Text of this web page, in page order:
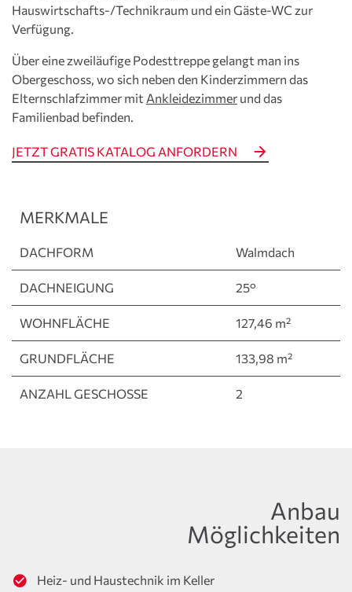
Hauswirtschafts-/Technikraum und ein Gäste-WC zur
Verfügung.
Über eine zweiläufige Podesttreppe gelangt man ins
Obergeschoss, wo sich neben den Kinderzimmern das
Elternschlafzimmer mit Ankleidezimmer und das
Familienbad befinden.
JETZT GRATIS KATALOG ANFORDERN
MERKMALE
DACHFORM Walmdach
DACHNEIGUNG 25°
WOHNFLÄCHE 127,46 m²
GRUNDFLÄCHE 133,98 m²
ANZAHL GESCHOSSE 2
Anbau
Möglichkeiten
Heiz- und Haustechnik im Keller